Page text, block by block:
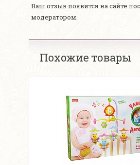
Ваш отзыв появится на сайте
модератором.
Похожие товары